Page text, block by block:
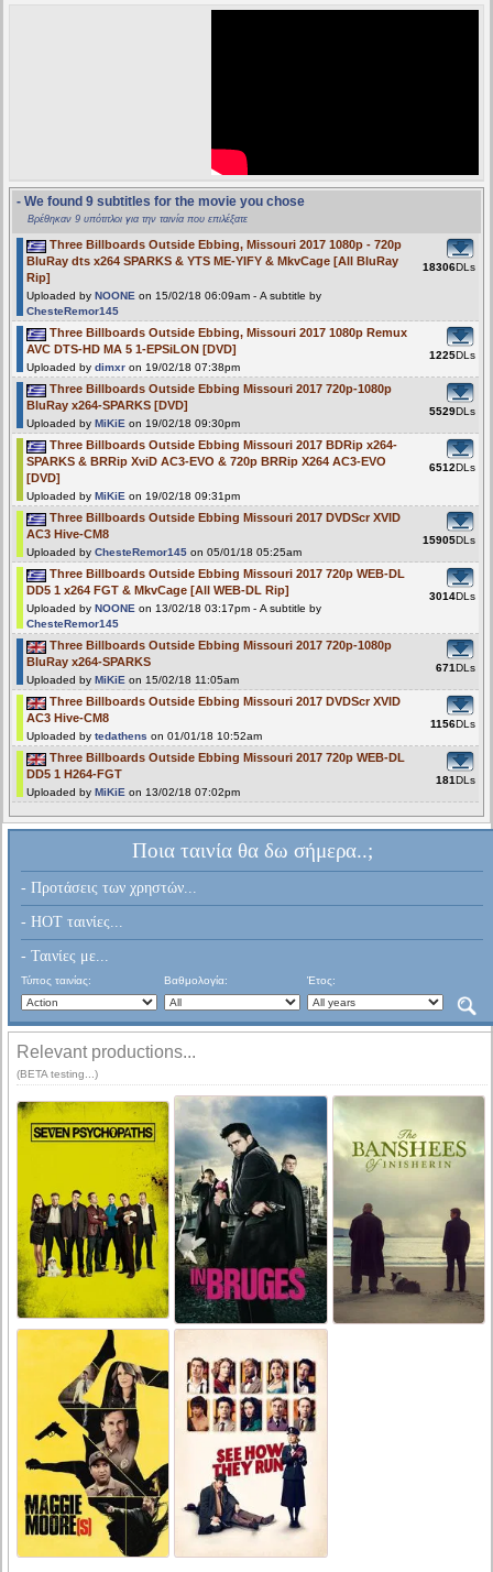
- We found 9 subtitles for the movie you chose
Βρέθηκαν 9 υπότιτλοι για την ταινία που επιλέξατε
Three Billboards Outside Ebbing, Missouri 2017 1080p - 720p
BluRay dts x264 SPARKS & YTS ME-YIFY & MkvCage [All BluRay
Rip]
Uploaded by NOONE on 15/02/18 06:09am - A subtitle by
ChesteRemor145
18306DLs
Three Billboards Outside Ebbing, Missouri 2017 1080p Remux
AVC DTS-HD MA 5 1-EPSiLON [DVD]
Uploaded by dimxr on 19/02/18 07:38pm
1225DLs
Three Billboards Outside Ebbing Missouri 2017 720p-1080p
BluRay x264-SPARKS [DVD]
Uploaded by MiKiE on 19/02/18 09:30pm
5529DLs
Three Billboards Outside Ebbing Missouri 2017 BDRip x264-
SPARKS & BRRip XviD AC3-EVO & 720p BRRip X264 AC3-EVO
[DVD]
Uploaded by MiKiE on 19/02/18 09:31pm
6512DLs
Three Billboards Outside Ebbing Missouri 2017 DVDScr XVID
AC3 Hive-CM8
Uploaded by ChesteRemor145 on 05/01/18 05:25am
15905DLs
Three Billboards Outside Ebbing Missouri 2017 720p WEB-DL
DD5 1 x264 FGT & MkvCage [All WEB-DL Rip]
Uploaded by NOONE on 13/02/18 03:17pm - A subtitle by
ChesteRemor145
3014DLs
Three Billboards Outside Ebbing Missouri 2017 720p-1080p
BluRay x264-SPARKS
Uploaded by MiKiE on 15/02/18 11:05am
671DLs
Three Billboards Outside Ebbing Missouri 2017 DVDScr XVID
AC3 Hive-CM8
Uploaded by tedathens on 01/01/18 10:52am
1156DLs
Three Billboards Outside Ebbing Missouri 2017 720p WEB-DL
DD5 1 H264-FGT
Uploaded by MiKiE on 13/02/18 07:02pm
181DLs
Ποια ταινία θα δω σήμερα..;
- Προτάσεις των χρηστών...
- HOT ταινίες...
- Ταινίες με...
Τύπος ταινίας: Βαθμολογία: Έτος:
Relevant productions...
(BETA testing...)